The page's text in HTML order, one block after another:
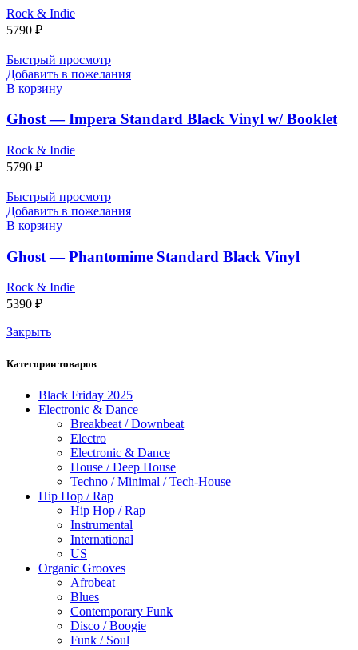
Rock & Indie
5790 ₽
Быстрый просмотр
Добавить в пожелания
В корзину
Ghost — Impera Standard Black Vinyl w/ Booklet
Rock & Indie
5790 ₽
Быстрый просмотр
Добавить в пожелания
В корзину
Ghost — Phantomime Standard Black Vinyl
Rock & Indie
5390 ₽
Закрыть
Категории товаров
Black Friday 2025
Electronic & Dance
Breakbeat / Downbeat
Electro
Electronic & Dance
House / Deep House
Techno / Minimal / Tech-House
Hip Hop / Rap
Hip Hop / Rap
Instrumental
International
US
Organic Grooves
Afrobeat
Blues
Contemporary Funk
Disco / Boogie
Funk / Soul